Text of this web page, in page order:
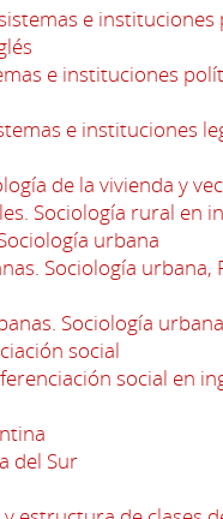
e instituciones
e instituciones
e instituciones
de la vivienda y
Sociología rural en
urbana
Sociología urbana,
Sociología
social
social en
del Sur